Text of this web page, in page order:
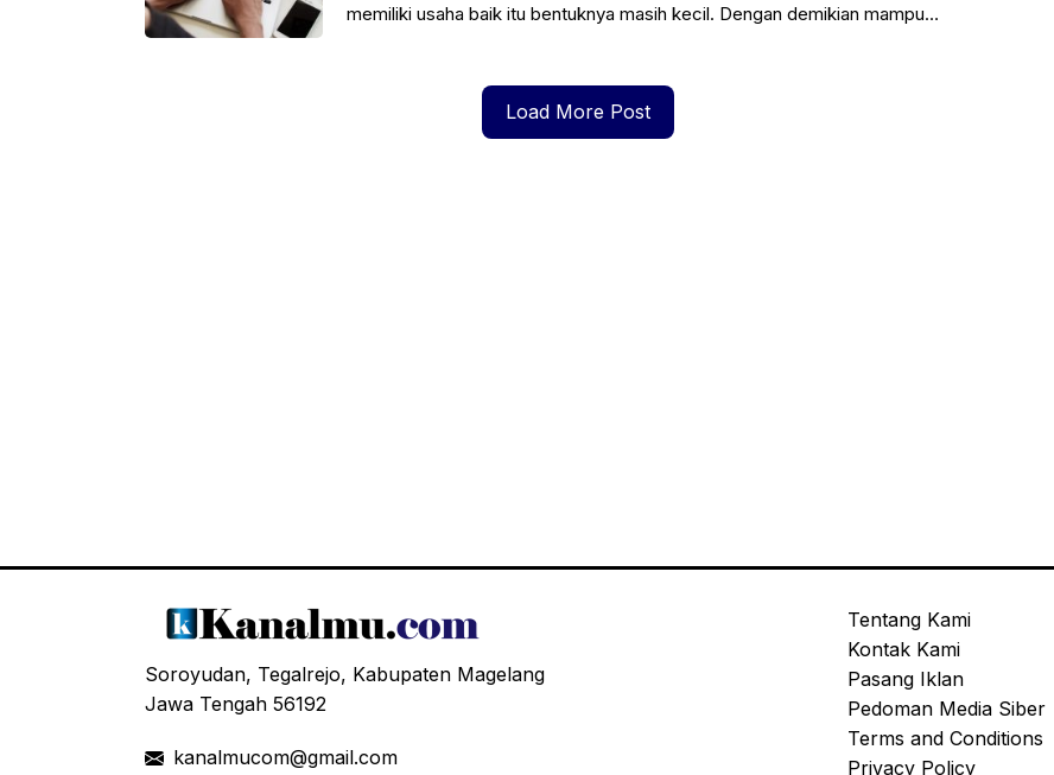
memiliki usaha baik itu bentuknya masih kecil. Dengan demikian mampu
Load More Post
Soroyudan, Tegalrejo, Kabupaten Magelang
Jawa Tengah 56192
kanalmucom@gmail.com
Tentang Kami
Kontak Kami
Pasang Iklan
Pedoman Media Siber
Terms and Conditions
Privacy Policy